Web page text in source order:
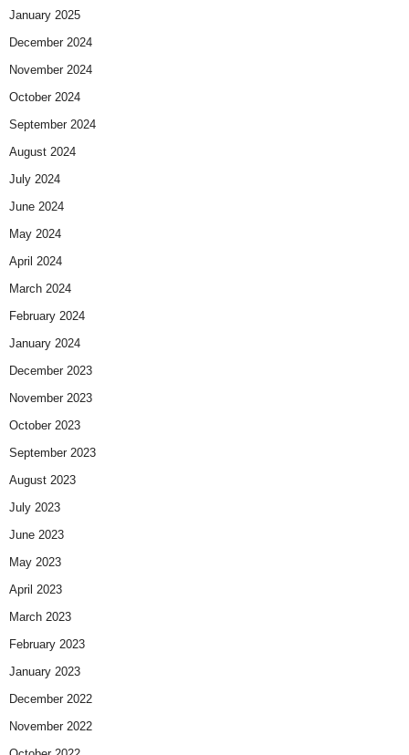
January 2025
December 2024
November 2024
October 2024
September 2024
August 2024
July 2024
June 2024
May 2024
April 2024
March 2024
February 2024
January 2024
December 2023
November 2023
October 2023
September 2023
August 2023
July 2023
June 2023
May 2023
April 2023
March 2023
February 2023
January 2023
December 2022
November 2022